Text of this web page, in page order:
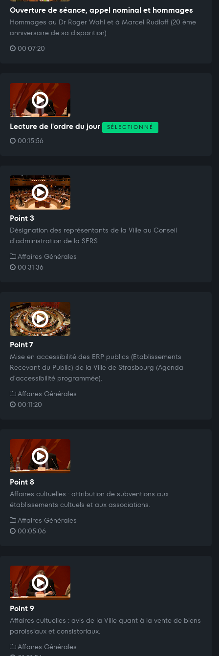
Ouverture de séance, appel nominal et hommages
Hommages au Dr Roger Wahl et à Marcel Rudloff (20 ème
anniversaire de sa disparition)
00:07:20
Lecture de l'ordre du jour SÉLECTIONNÉ
00:15:56
Point 3
Désignation des représentants de la Ville au Conseil
d'administration de la SERS.
Affaires Générales
00:31:36
Point 7
Mise en accessibilité des ERP publics (Etablissements
Recevant du Public) de la Ville de Strasbourg (Agenda
d’accessibilité programmée).
Affaires Générales
00:11:20
Point 8
Affaires cultuelles : attribution de subventions aux
établissements cultuels et aux associations.
Affaires Générales
00:05:06
Point 9
Affaires cultuelles : avis de la Ville quant à la vente de biens
paroissiaux et consistoriaux.
Affaires Générales